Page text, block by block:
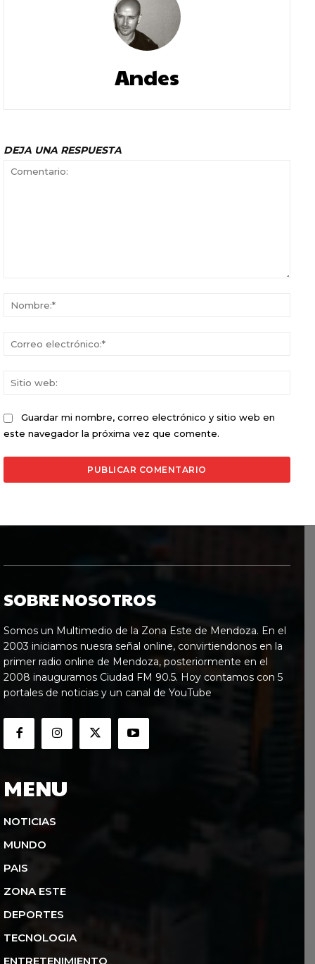
Andes
DEJA UNA RESPUESTA
Guardar mi nombre, correo electrónico y sitio web en
este navegador la próxima vez que comente.
SOBRE NOSOTROS
Somos un Multimedio de la Zona Este de Mendoza. En el
2003 iniciamos nuesra señal online, convirtiendonos en la
primer radio online de Mendoza, posteriormente en el
2008 inauguramos Ciudad FM 90.5. Hoy contamos con 5
portales de noticias y un canal de YouTube
MENU
NOTICIAS
MUNDO
PAIS
ZONA ESTE
DEPORTES
TECNOLOGIA
ENTRETENIMIENTO